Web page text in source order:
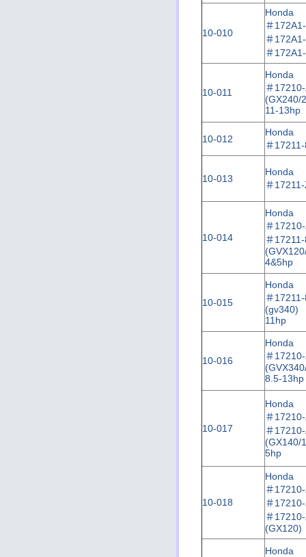
10-010
Honda
＃172A
＃172A
＃172A
10-011
Honda
＃
(GX240/
11-13hp
10-012
Honda
＃
10-013
Honda
＃
10-014
Honda
＃
＃
4&5hp
10-015
Honda
＃
(gv340)
11hp
10-016
Honda
＃
8.5-13hp
10-017
Honda
＃
＃
(GX140/
5hp
10-018
Honda
＃
＃
＃
(GX120)
Honda